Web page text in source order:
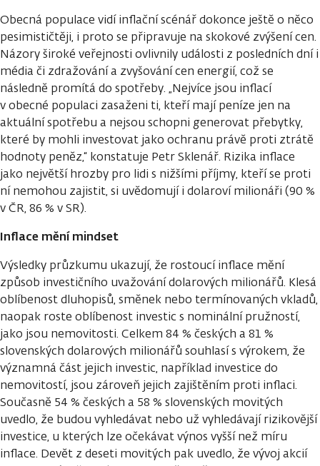
Obecná populace vidí inflační scénář dokonce ještě o něco
pesimističtěji, i proto se připravuje na skokové zvýšení cen.
Názory široké veřejnosti ovlivnily události z posledních dní i
média či zdražování a zvyšování cen energií, což se
následně promítá do spotřeby. „Nejvíce jsou inflací
v obecné populaci zasaženi ti, kteří mají peníze jen na
aktuální spotřebu a nejsou schopni generovat přebytky,
které by mohli investovat jako ochranu právě proti ztrátě
hodnoty peněz,“ konstatuje Petr Sklenář. Rizika inflace
jako největší hrozby pro lidi s nižšími příjmy, kteří se proti
ní nemohou zajistit, si uvědomují i dolaroví milionáři (90 %
v ČR, 86 % v SR).
Inflace mění mindset
Výsledky průzkumu ukazují, že rostoucí inflace mění
způsob investičního uvažování dolarových milionářů. Klesá
oblíbenost dluhopisů, směnek nebo termínovaných vkladů,
naopak roste oblíbenost investic s nominální pružností,
jako jsou nemovitosti. Celkem 84 % českých a 81 %
slovenských dolarových milionářů souhlasí s výrokem, že
významná část jejich investic, například investice do
nemovitostí, jsou zároveň jejich zajištěním proti inflaci.
Současně 54 % českých a 58 % slovenských movitých
uvedlo, že budou vyhledávat nebo už vyhledávají rizikovější
investice, u kterých lze očekávat výnos vyšší než míru
inflace. Devět z deseti movitých pak uvedlo, že vývoj akcií